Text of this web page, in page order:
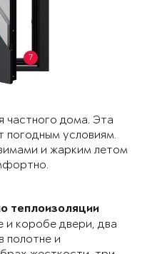
7
частного дома. Эта
погодным условиям.
и жарким летом
теплоизоляции
и коробе двери, два
полотне и